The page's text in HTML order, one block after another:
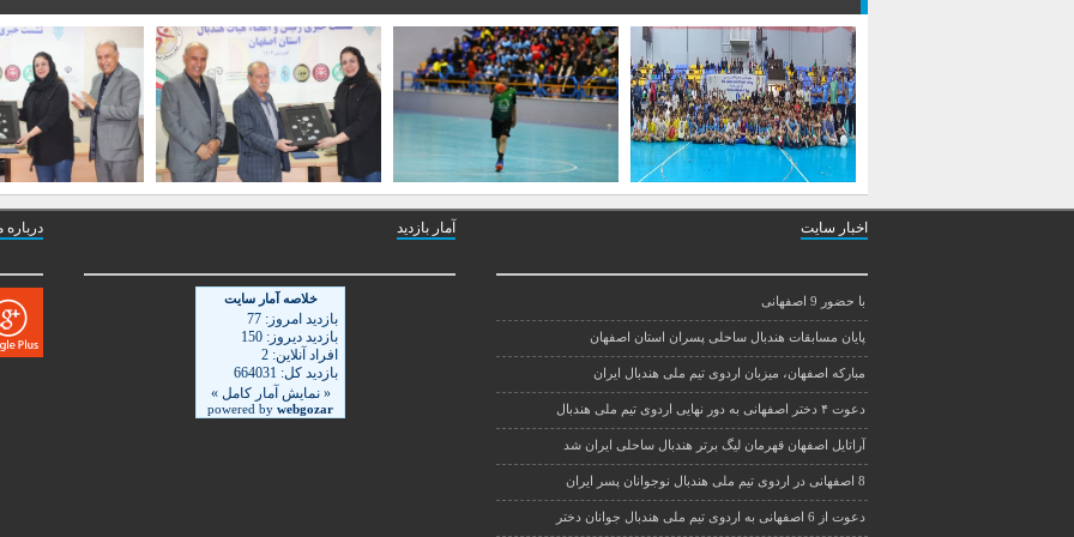
اخبار سایت
با حضور 9 اصفهانی
پایان مسابقات هندبال ساحلی پسران استان اصفهان
مبارکه اصفهان، میزبان اردوی تیم ملی هندبال ایران
دعوت ۴ دختر اصفهانی به دور نهایی اردوی تیم ملی هندبال
آراتایل اصفهان قهرمان لیگ برتر هندبال ساحلی ایران شد
8 اصفهانی در اردوی تیم ملی هندبال نوجوانان پسر ایران
دعوت از 6 اصفهانی به اردوی تیم ملی هندبال جوانان دختر
آمار بازدید درباره